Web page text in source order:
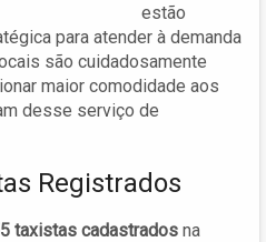
estão
para atender à demanda
são cuidadosamente
maior comodidade aos
desse serviço de
Registrados
taxistas cadastrados na